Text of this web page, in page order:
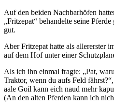
Auf den beiden Nachbarhöfen
„Fritzepat“ behandelte seine
gut.
Aber Fritzepat hatte als allererster
auf dem Hof unter einer
Als ich ihn einmal fragte: „Pat,
Traktor, wenn du aufs Feld
aale Goil kann eich naud mehr
(An den alten Pferden kann ich